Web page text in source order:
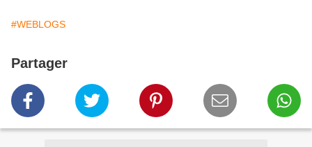
#WEBLOGS
Partager